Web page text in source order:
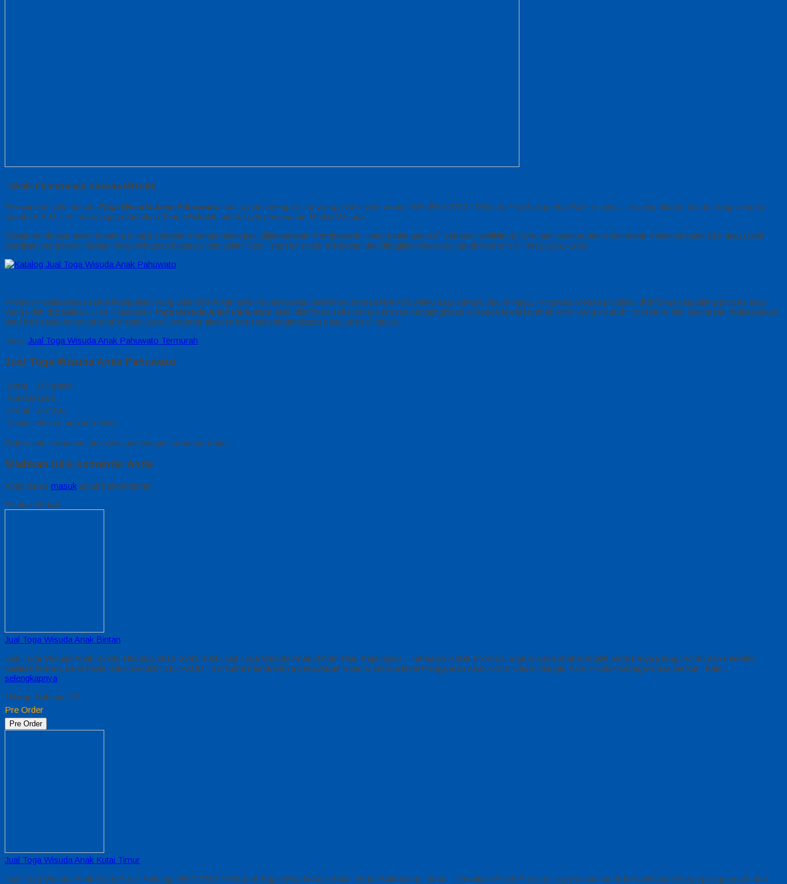
Teknik Pemesanan Busana Wisuda
Persiapkan style busanaToga Wisuda Anak Pahuwato atau sarjana dengan fitur yang pasti lewat service WA 0812-2282-1060 dan Pastikan jumlah Size masing – masing ukuran busana toga wisuda
standard S,M,L,XL namun juga Kirimkan Tanda Sekolah untuk style pengerjaan Medali Wisuda.
Peraturan di atas awal mulanya di akui sehabis di pengecekan jadi, dilaksanakan Pembayaran Uang Muka atau DP sebesar sedikitnya 50% dari keseluruhan order lewat Rekening bank BRI atau Bank
Berdikari yang kami infokan lewat Whatsap balasan, dan yakini Resi Transfer untuk di fotokan dan dibagikan lewat wa jugadi Nomor HP 0812-2282-1060.
Prosen Pelaksanaan sama kesepakan yang udah di infokan awal mulanya atau sedikitnya proses kira-kira waktu satu sampai dua minggu, Progress proses produksi di infokan sepanjang proses saat
yang udah di pastikan. Dan Pelunasan Toga Wisuda Anak Pahuwato akan diinfokan sebelumnya proses pengangkutan diproses lewat layanan kirim yang disuruh, cost kirim dan pelunasan dilaksanakan
satu hari sebelumnya produk diantar, dan Costumer akan terima resi pengangkutan yang udah di tunjuk.
Tags: Jual Toga Wisuda Anak Pahuwato Termurah
Jual Toga Wisuda Anak Pahuwato
Berat
0.5 gram
Kondisi Baru
Dilihat
647 kali
Diskusi Belum ada komentar
Belum ada komentar, buka diskusi dengan komentar Anda.
Silahkan tulis komentar Anda
Anda harus masuk untuk berkomentar.
Produk Terkait
Jual Toga Wisuda Anak Bintan
Jual Toga Wisuda Anak Bintan Hubungi 0812-2282-1060 Jual Toga Wisuda Anak Bintan Riau Kepulauan – Temukan Paket Promosi toga wisuda anak komplet pada harga paling murah dan memiliki
kualitas terbaik, kami kasih untuk sekolah TK, PAUD , SD Kami memberinya penawaran Special semua level Pengajaran Anak Umur Dasar dengan Fitur Produk sebagaimana berikut : Kain…
selengkapnya
*Harga Hubungi CS
Pre Order
Pre Order
Jual Toga Wisuda Anak Kutai Timur
Jual Toga Wisuda Anak Kutai Timur Hubungi 0812-2282-1060 Jual Toga Wisuda Anak Kutai Timur Kalimantan Timur – Temukan Paket Promosi toga wisuda anak komplet pada harga paling murah dan